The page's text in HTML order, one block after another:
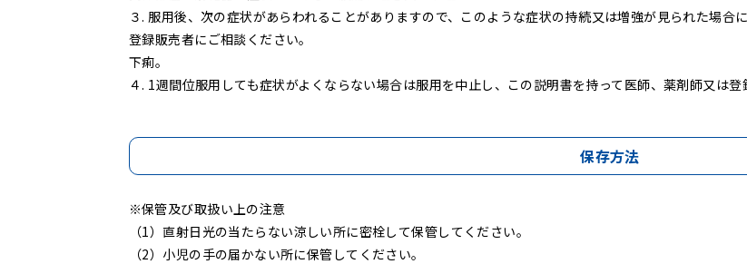
３. 服用後、次の症状があらわれることがありますので、このような症状の持続又は増強が見られた場
登録販売者にご相談ください。
下痢。
４. 1週間位服用しても症状がよくならない場合は服用を中止し、この説明書を持って医師、薬剤師又は登
保存方法
保管及び取扱い上の注意
（1）直射日光の当たらない涼しい所に密栓して保管してください。
（2）小児の手の届かない所に保管してください。